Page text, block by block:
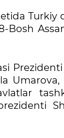
Turkiy
Umarova,